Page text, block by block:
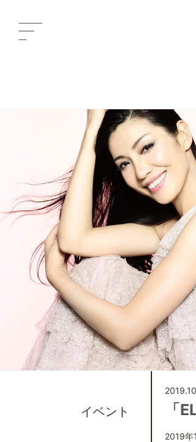
イベント 「
2019年
イベント
グルメ
Category ビューティ
Category エンタメ
Category ライフ
About us きらり部女子について
Kirari bu きらり部スペシャルメンバーについて